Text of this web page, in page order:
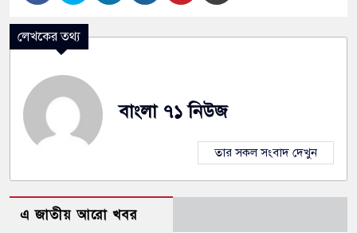
লেখকের তথ্য
বাংলা ৭১ নিউজ
তার সকল সংবাদ দেখুন
এ জাতীয় আরো খবর